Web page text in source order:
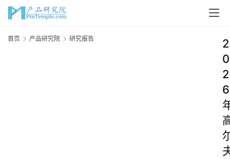
首页 产品研究院 研究报告
2
0
2
6